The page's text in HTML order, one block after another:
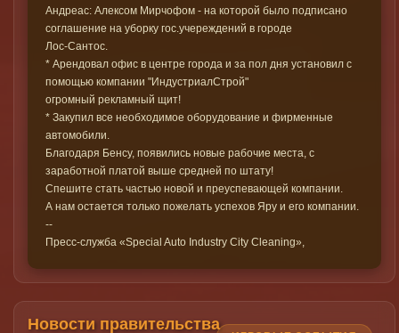
Андреас: Алексом Мирчофом - на которой было подписано
соглашение на уборку гос.учереждений в городе
Лос-Сантос.
* Арендовал офис в центре города и за пол дня установил с
помощью компании "ИндустриалСтрой"
огромный рекламный щит!
* Закупил все необходимое оборудование и фирменные
автомобили.
Благодаря Бенсу, появились новые рабочие места, с
заработной платой выше средней по штату!
Спешите стать частью новой и преуспевающей компании.
А нам остается только пожелать успехов Яру и его компании.
--
Пресс-служба «Special Auto Industry City Cleaning»,
Новости правительства